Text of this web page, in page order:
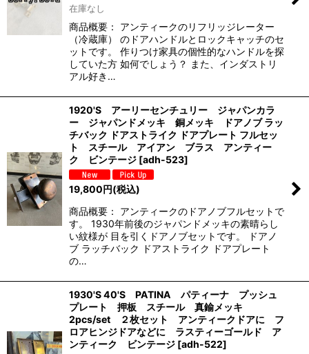
在庫なし
商品概要： アンティークのリフリッジレーター
（冷蔵庫） のドアハンドルとロックキャッチのセ
ットです。 作りつけ家具の個性的なハンドルを探
していた方 如何でしょう？ また、インダストリ
アル好き…
1920'S アーリーセンチュリー ジャパンカラ
ー ジャパンドメッキ 銅メッキ ドアノブ ラッ
チバック ドアストライク ドアプレート フルセッ
ト スチール アイアン ブラス アンティー
ク ビンテージ [adh-523]
19,800円(税込)
商品概要： アンティークのドアノブフルセットで
す。 1930年前後のジャパンドメッキの素晴らし
い紋様が 目を引くドアノブセットです。 ドアノ
ブ ラッチバック ドアストライク ドアプレート
の…
1930'S 40'S PATINA パティーナ プッシュ
プレート 押板 スチール 真鍮メッキ
2pcs/set ２枚セット アンティークドアに フ
ロアヒンジドアなどに ラスティーゴールド ア
ンティーク ビンテージ [adh-522]